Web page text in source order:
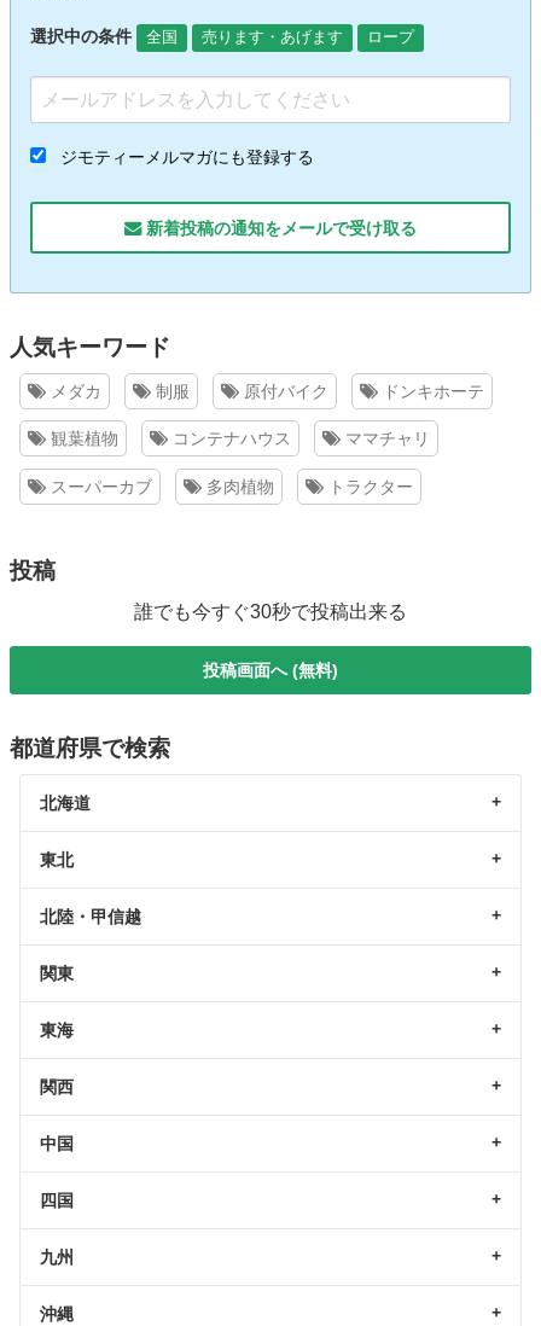
選択中の条件 全国 売ります・あげます ロープ
ジモティーメルマガにも登録する
新着投稿の通知をメールで受け取る
人気キーワード
メダカ 制服 原付バイク ドンキホーテ
観葉植物 コンテナハウス ママチャリ
スーパーカブ 多肉植物 トラクター
投稿
誰でも今すぐ30秒で投稿出来る
投稿画面へ (無料)
都道府県で検索
北海道
東北
北陸・甲信越
関東
東海
関西
中国
四国
九州
沖縄